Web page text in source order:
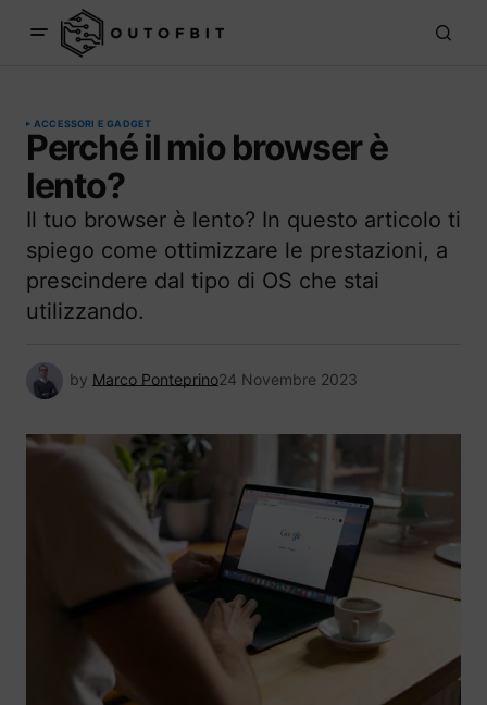
ACCESSORI E GADGET
Perché il mio browser è
lento?
Il tuo browser è lento? In questo articolo ti
spiego come ottimizzare le prestazioni, a
prescindere dal tipo di OS che stai
utilizzando.
by Marco Ponteprino24 Novembre 2023